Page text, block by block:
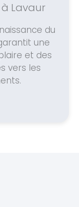
Lavaur
du
une
et des
vers les